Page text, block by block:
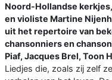
Noord-Hollandse
en violiste Martine
uit het repertoire van
chansonniers en
Piaf, Jacques Brel, Toon
Liedjes die, zoals zij zelf